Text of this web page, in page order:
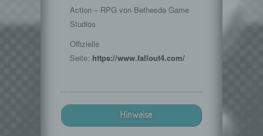
Action – RPG von Bethesda Game
Studios
Offizielle
Seite: https://www.fallout4.com/
Hinweise